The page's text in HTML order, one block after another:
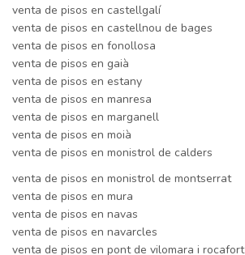
venta de pisos en castellgalí
venta de pisos en castellnou de bages
venta de pisos en fonollosa
venta de pisos en gaià
venta de pisos en estany
venta de pisos en manresa
venta de pisos en marganell
venta de pisos en moià
venta de pisos en monistrol de calders
venta de pisos en monistrol de montserrat
venta de pisos en mura
venta de pisos en navas
venta de pisos en navarcles
venta de pisos en pont de vilomara i rocafort